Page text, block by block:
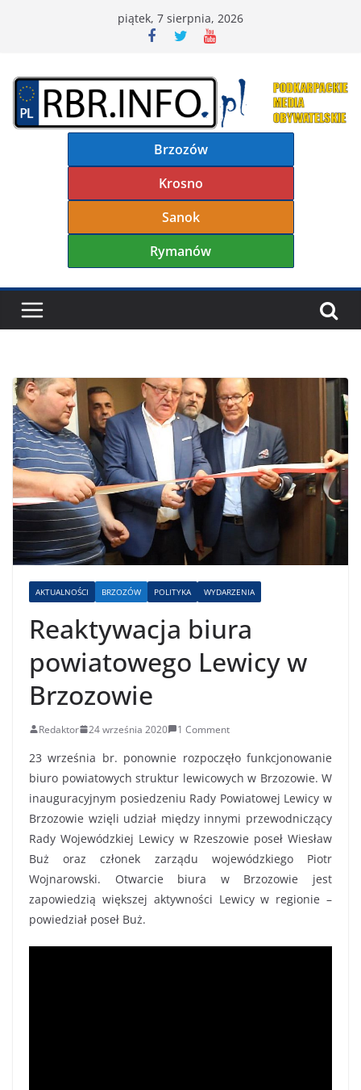
piątek, 7 sierpnia, 2026
Brzozów
Krosno
Sanok
Rymanów
AKTUALNOŚCI BRZOZÓW POLITYKA WYDARZENIA
Reaktywacja biura
powiatowego Lewicy w
Brzozowie
Redaktor 24 września 2020 1 Comment
23 września br. ponownie rozpoczęło funkcjonowanie
biuro powiatowych struktur lewicowych w Brzozowie. W
inauguracyjnym posiedzeniu Rady Powiatowej Lewicy w
Brzozowie wzięli udział między innymi przewodniczący
Rady Wojewódzkiej Lewicy w Rzeszowie poseł Wiesław
Buż oraz członek zarządu wojewódzkiego Piotr
Wojnarowski. Otwarcie biura w Brzozowie jest
zapowiedzią większej aktywności Lewicy w regionie –
powiedział poseł Buż.